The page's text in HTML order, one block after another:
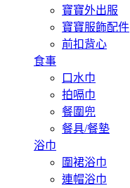
寶寶外出服
寶寶服飾配件
前扣背心
食事
口水巾
拍嗝巾
餐圍兜
餐具/餐墊
浴巾
圍裙浴巾
連帽浴巾